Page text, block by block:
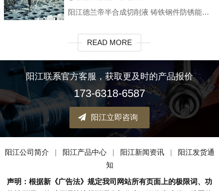
阳江德兰帝半合成切削液 铸铁钢件防锈能力强 黑色金属磨削润滑衡水朱雀新材料科技有限公司是一家专业研发生产工业润滑油产品的厂家，致力为金属加工领域提供绿色、安全、高性价比的高端产品。我公司主要产品产品包含：
READ MORE
阳江联系官方客服，获取更及时的产品报价
173-6318-6587
阳江立即咨询
阳江公司简介 | 阳江产品中心 | 阳江新闻资讯 |
阳江发货通
知
声明：根据新《广告法》规定我司网站所有页面上的极限词、功